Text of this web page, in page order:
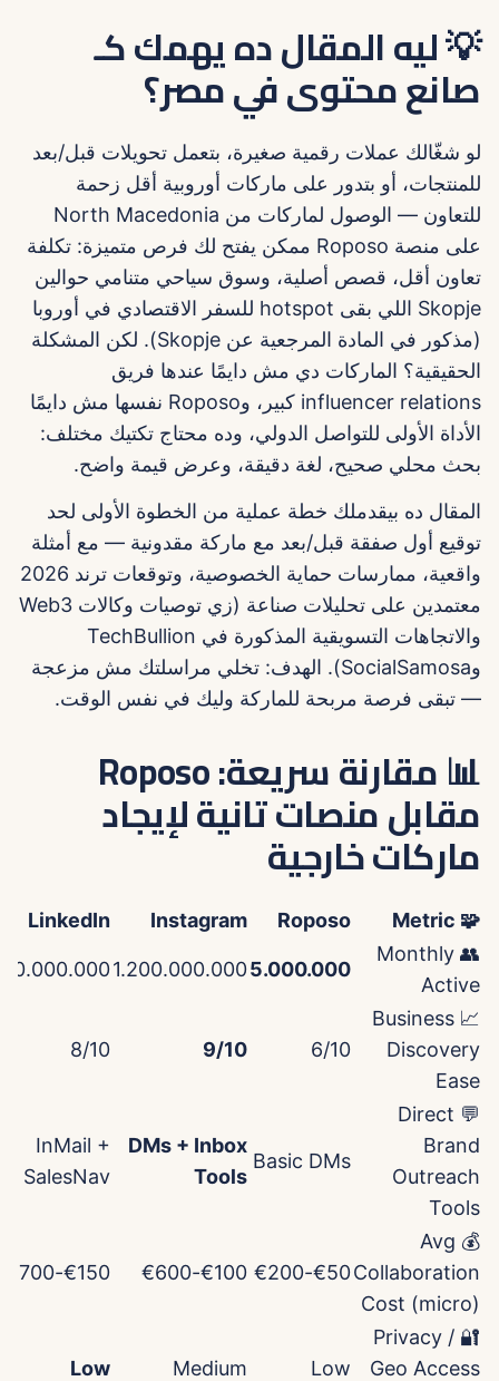
💡 ليه المقال ده يهمك كـ
صانع محتوى في مصر؟
لو شغّالك عملات رقمية صغيرة، بتعمل تحويلات قبل/بعد
للمنتجات، أو بتدور على ماركات أوروبية أقل زحمة
للتعاون — الوصول لماركات من North Macedonia
على منصة Roposo ممكن يفتح لك فرص متميزة: تكلفة
تعاون أقل، قصص أصلية، وسوق سياحي متنامي حوالين
Skopje اللي بقى hotspot للسفر الاقتصادي في أوروبا
(مذكور في المادة المرجعية عن Skopje). لكن المشكلة
الحقيقية؟ الماركات دي مش دايمًا عندها فريق
influencer relations كبير، وRoposo نفسها مش دايمًا
الأداة الأولى للتواصل الدولي، وده محتاج تكتيك مختلف:
بحث محلي صحيح، لغة دقيقة، وعرض قيمة واضح.
المقال ده بيقدملك خطة عملية من الخطوة الأولى لحد
توقيع أول صفقة قبل/بعد مع ماركة مقدونية — مع أمثلة
واقعية، ممارسات حماية الخصوصية، وتوقعات ترند 2026
معتمدين على تحليلات صناعة (زي توصيات وكالات Web3
والاتجاهات التسويقية المذكورة في TechBullion
وSocialSamosa). الهدف: تخلي مراسلتك مش مزعجة
— تبقى فرصة مربحة للماركة وليك في نفس الوقت.
📊 مقارنة سريعة: Roposo
مقابل منصات تانية لإيجاد
ماركات خارجية
🧩 Metric
Roposo
Instagram
LinkedIn
👥 Monthly
Active
5.000.000
1.200.000.000
📈 Business
Discovery
Ease
6/10
9/10
8/10
💬 Direct
Brand
Outreach
Tools
Basic DMs
DMs + Inbox
Tools
InMail +
SalesNav
💰 Avg
Collaboration
Cost (micro)
€50-€200
€100-€600
€150-€700
🔐 Privacy /
Geo Access
Low
Medium
Low